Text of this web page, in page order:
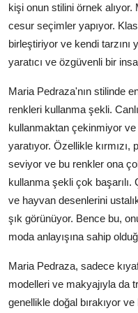
kişi onun stilini örnek
cesur seçimler yapıyor.
birleştiriyor ve kendi tarzını
yaratıcı ve özgüvenli bir
Maria Pedraza'nın stilinde
renkleri kullanma şekli.
kullanmaktan çekinmiyor
yaratıyor. Özellikle
seviyor ve bu renkler ona
kullanma şekli çok
ve hayvan desenlerini
şık görünüyor. Bence bu,
moda anlayışına sahip
Maria Pedraza, sadece
modelleri ve makyajıyla da
genellikle doğal bırakıyor